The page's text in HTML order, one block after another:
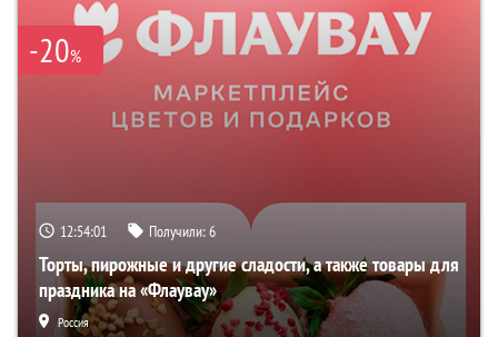
-20%
12:54:00 Получили:6
Торты, пирожные и другие сладости, а также товары для
праздника на «Флаувау»
Россия